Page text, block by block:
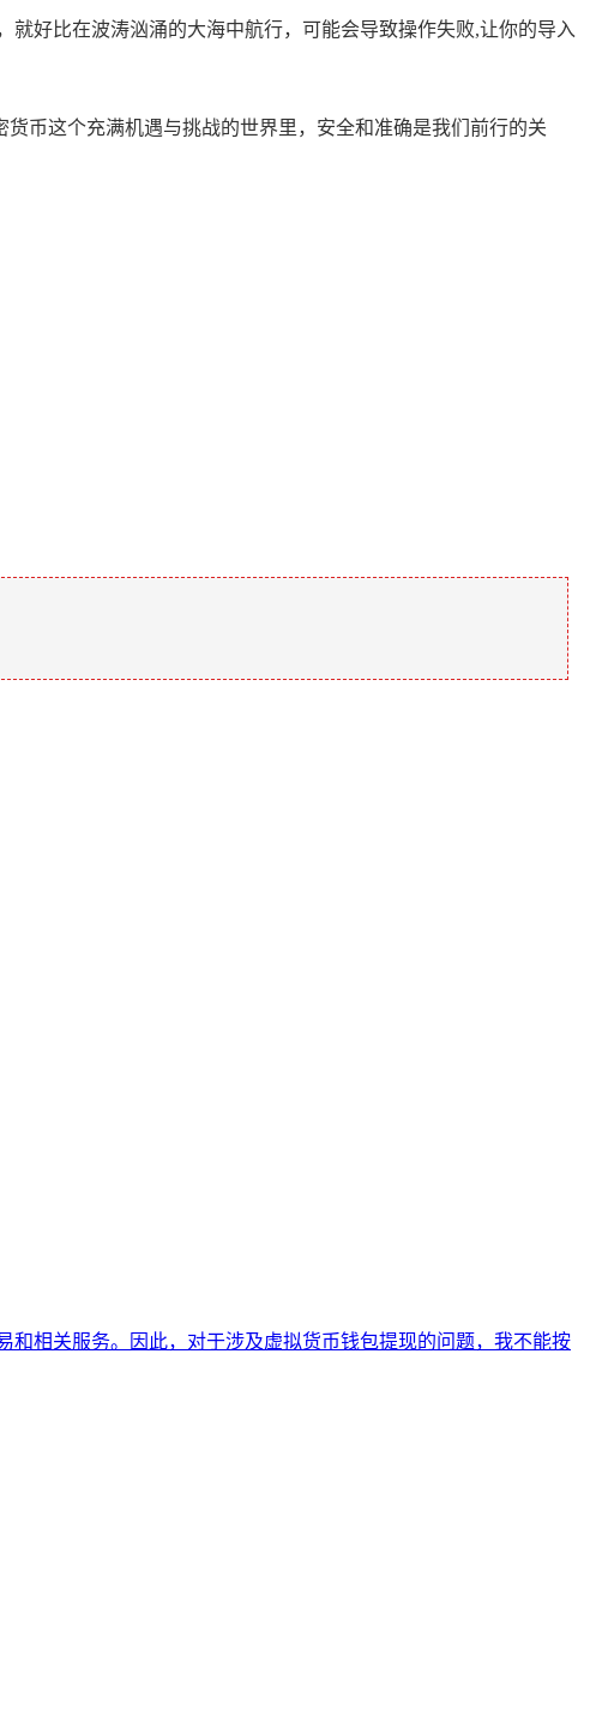
好比在波涛汹涌的大海中航行，可能会导致操作失败,让你的导入
货币这个充满机遇与挑战的世界里，安全和准确是我们前行的关
相关服务。因此，对于涉及虚拟货币钱包提现的问题，我不能按